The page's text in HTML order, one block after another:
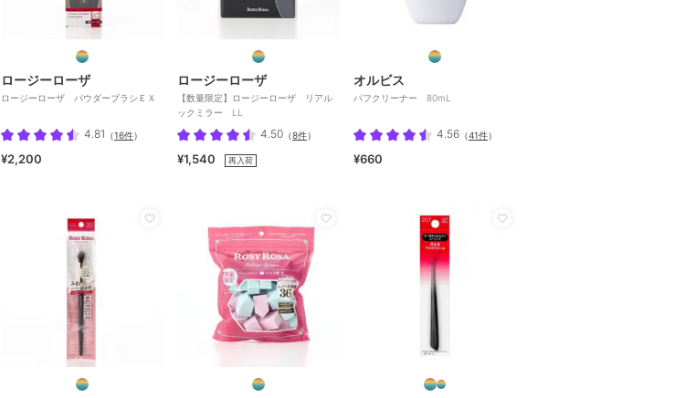
ロージーローザ
ロージーローザ パウダーブラシＥＸ
4.81 （16件）
¥2,200
ロージーローザ
【数量限定】ロージーローザ リアル
ックミラー LL
4.50 （8件）
¥1,540 再入荷
オルビス
パフクリーナー 80mL
4.56 （41件）
¥660